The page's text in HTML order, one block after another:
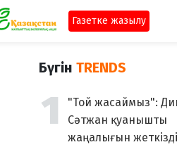
Газетке жазылу
Бүгін TRENDS
"Той жасаймыз":
Сәтжан қуанышты
жаңалығын жеткізді